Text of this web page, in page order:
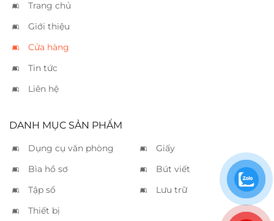
Trang chủ
Giới thiệu
Cửa hàng
Tin tức
Liên hệ
DANH MỤC SẢN PHẨM
Dụng cụ văn phòng
Giấy
Bìa hồ sơ
Bút viết
Tập sổ
Lưu trữ
Thiết bị